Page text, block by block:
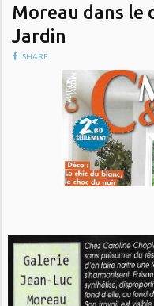
Moreau dans le
Jardin
SHARE